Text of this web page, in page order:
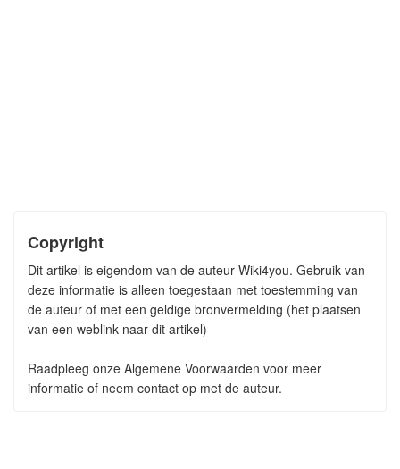
Copyright
Dit artikel is eigendom van de auteur Wiki4you. Gebruik van
deze informatie is alleen toegestaan met toestemming van
de auteur of met een geldige bronvermelding (het plaatsen
van een weblink naar dit artikel)
Raadpleeg onze Algemene Voorwaarden voor meer
informatie of neem contact op met de auteur.